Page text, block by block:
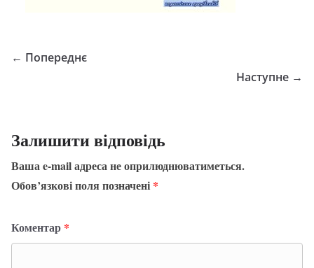
← Попереднє
Наступне →
Залишити відповідь
Ваша e-mail адреса не оприлюднюватиметься.
Обов’язкові поля позначені *
Коментар *